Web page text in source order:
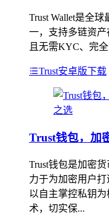
Trust Wallet是全
一，支持多链资产
且无需KYC、完
Trust安卓版下载
Trust钱包，加
Trust钱包是加密
力于为加密用户
以自主掌控私钥
术，切实保...